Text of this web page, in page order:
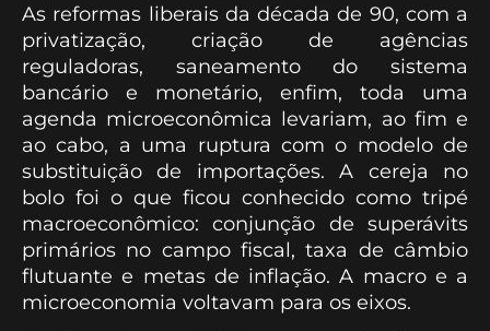
As reformas liberais da década de 90, com a
privatização, criação de agências
reguladoras, saneamento do sistema
bancário e monetário, enfim, toda uma
agenda microeconômica levariam, ao fim e
ao cabo, a uma ruptura com o modelo de
substituição de importações. A cereja no
bolo foi o que ficou conhecido como tripé
macroeconômico: conjunção de superávits
primários no campo fiscal, taxa de câmbio
flutuante e metas de inflação. A macro e a
microeconomia voltavam para os eixos.